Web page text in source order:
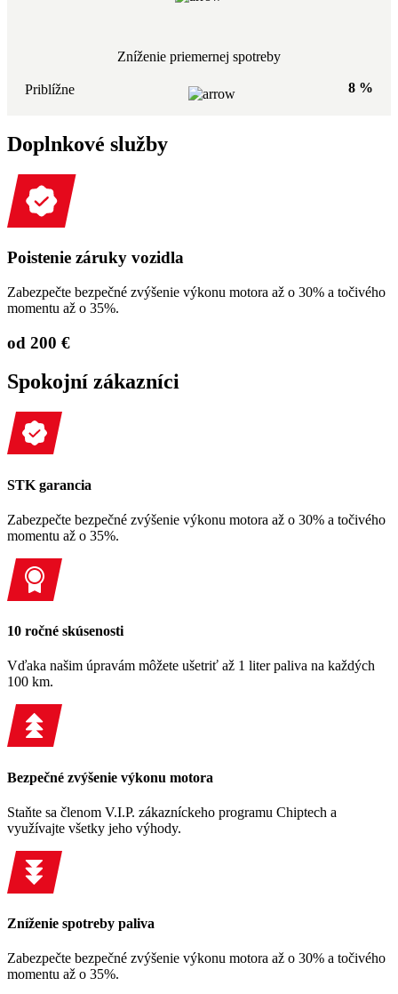
Zníženie priemernej spotreby
Priblížne 8 %
Doplnkové služby
Poistenie záruky vozidla
Zabezpečte bezpečné zvýšenie výkonu motora až o 30% a točivého
momentu až o 35%.
od 200 €
Spokojní zákazníci
STK garancia
Zabezpečte bezpečné zvýšenie výkonu motora až o 30% a točivého
momentu až o 35%.
10 ročné skúsenosti
Vďaka našim úpravám môžete ušetriť až 1 liter paliva na každých
100 km.
Bezpečné zvýšenie výkonu motora
Staňte sa členom V.I.P. zákazníckeho programu Chiptech a
využívajte všetky jeho výhody.
Zníženie spotreby paliva
Zabezpečte bezpečné zvýšenie výkonu motora až o 30% a točivého
momentu až o 35%.